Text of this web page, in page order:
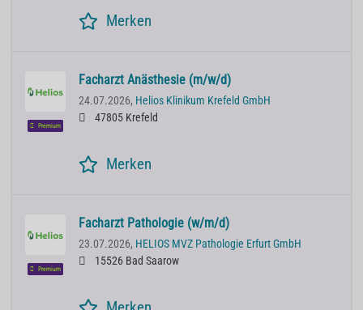
Merken
Premium
Facharzt Anästhesie (m/w/d)
24.07.2026, Helios Klinikum Krefeld GmbH
47805 Krefeld
Merken
Premium
Facharzt Pathologie (w/m/d)
23.07.2026, HELIOS MVZ Pathologie Erfurt GmbH
15526 Bad Saarow